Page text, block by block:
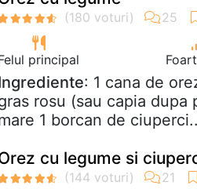
principal
: 1 cana de
rosu (sau capia dupa
1 borcan de
cu legume si